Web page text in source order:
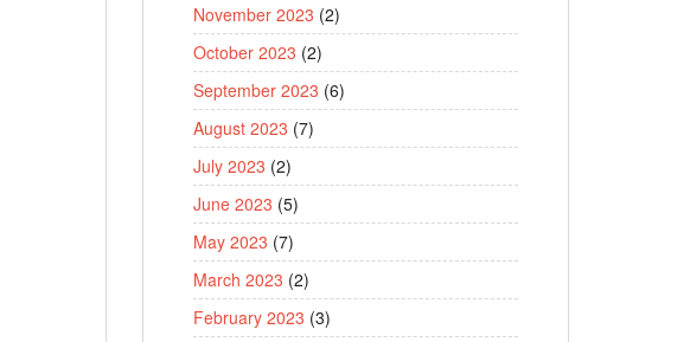
November 2023 (2)
October 2023 (2)
September 2023 (6)
August 2023 (7)
July 2023 (2)
June 2023 (5)
May 2023 (7)
March 2023 (2)
February 2023 (3)